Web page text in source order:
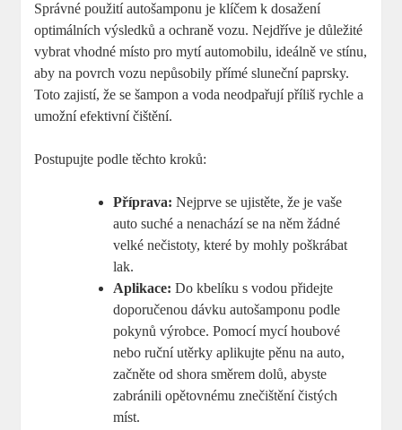
Správné použití autošamponu je klíčem k dosažení
optimálních výsledků a ochraně vozu. Nejdříve je důležité
vybrat vhodné místo pro mytí automobilu, ideálně ve stínu,
aby na povrch vozu nepůsobily přímé sluneční paprsky.
Toto zajistí, že se šampon a voda neodpařují příliš rychle a
umožní efektivní čištění.
Postupujte podle těchto kroků:
Příprava: Nejprve se ujistěte, že je vaše
auto suché a nenachází se na něm žádné
velké nečistoty, které by mohly poškrábat
lak.
Aplikace: Do kbelíku s vodou přidejte
doporučenou dávku autošamponu podle
pokynů výrobce. Pomocí mycí houbové
nebo ruční utěrky aplikujte pěnu na auto,
začněte od shora směrem dolů, abyste
zabránili opětovnému znečištění čistých
míst.